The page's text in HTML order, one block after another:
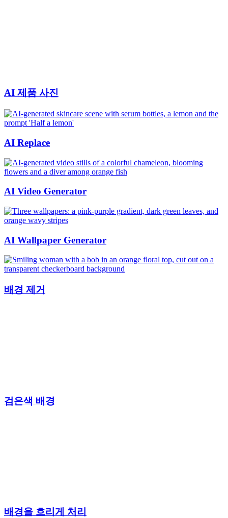
AI 제품 사진
AI Replace
AI Video Generator
AI Wallpaper Generator
배경 제거
검은색 배경
배경을 흐리게 처리